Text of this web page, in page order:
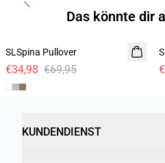
Das könnte dir
SLSpina Pullover
€34,98 €69,95
Previous slide
KUNDENDIENST